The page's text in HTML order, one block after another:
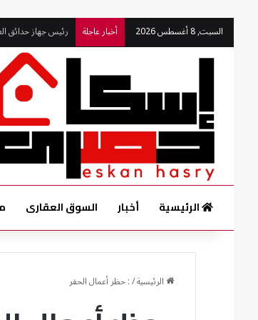
السبت, 8 أغسطس 2026 أخبار عاجلة رئيس جهاز حدائق
الرئيسية أخبار السوق العقارى
الرئيسية/: حظر أعمال الحفر